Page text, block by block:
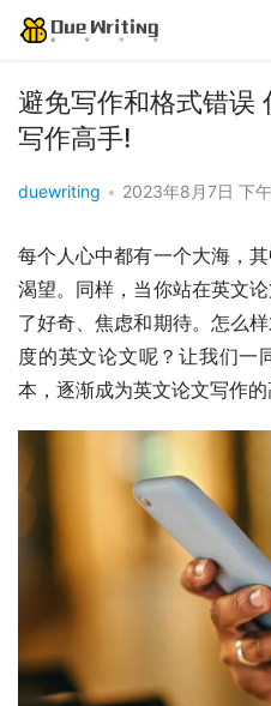
避免写作和格式错误
写作高手!
duewriting • 2023年8月7日 下
每个人心中都有一个大海，
渴望。同样，当你站在英文
了好奇、焦虑和期待。怎么
度的英文论文呢？让我们一
本，逐渐成为英文论文写作的